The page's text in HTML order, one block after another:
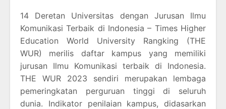
14 Deretan Universitas dengan Jurusan Ilmu
Komunikasi Terbaik di Indonesia – Times Higher
Education World University Rangking (THE
WUR) merilis daftar kampus yang memiliki
jurusan Ilmu Komunikasi terbaik di Indonesia.
THE WUR 2023 sendiri merupakan lembaga
pemeringkatan perguruan tinggi di seluruh
dunia. Indikator penilaian kampus, didasarkan